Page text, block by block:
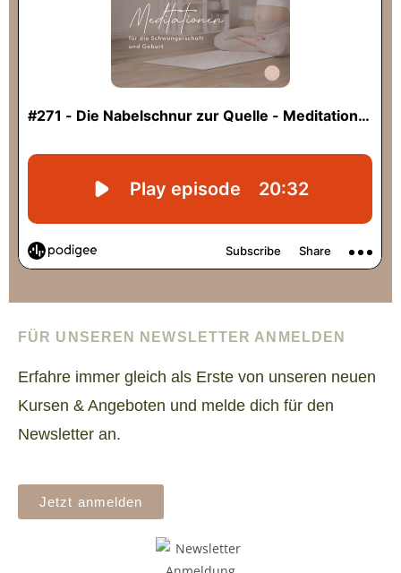
FÜR UNSEREN NEWSLETTER ANMELDEN
Erfahre immer gleich als Erste von unseren neuen
Kursen & Angeboten und melde dich für den
Newsletter an.
Jetzt anmelden